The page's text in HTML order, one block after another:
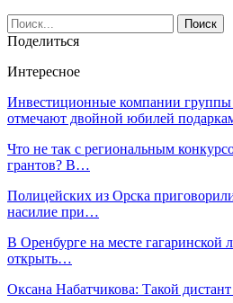
Поделиться
Интересное
Инвестиционные компании группы
отмечают двойной юбилей
Что не так с региональным
грантов? В…
Полицейских из Орска
насилие при…
В Оренбурге на месте гагаринской
открыть…
Оксана Набатчикова: Такой